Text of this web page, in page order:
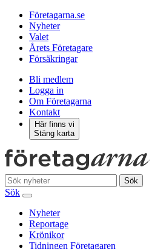
Företagarna.se
Nyheter
Valet
Årets Företagare
Försäkringar
Bli medlem
Logga in
Om Företagarna
Kontakt
Här finns vi
Stäng karta
Sök
Sök
Nyheter
Reportage
Krönikor
Tidningen Företagaren